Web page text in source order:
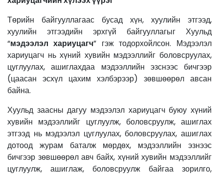
Төрийн байгууллагаас бусад хүн, хуулийн этгээд,
хуулийн этгээдийн эрхгүй байгууллагыг Хуульд
“мэдээлэл хариуцагч” гэж тодорхойлсон. Мэдээлэл
хариуцагч нь хүний хувийн мэдээллийг боловсруулах,
цуглуулах, ашиглахдаа мэдээллийн эзснээс бичгээр
(цаасан эсхүл цахим хэлбэрээр) зөвшөөрөл авсан
байна.
Хуульд заасны дагуу мэдээлэл хариуцагч буюу хүний
хувийн мэдээллийг цуглуулж, боловсруулж, ашиглах
этгээд нь мэдээлэл цуглуулах, боловсруулах, ашиглах
дотоод журам баталж мөрдөх, мэдээллийн эзнээс
бичгээр зөвшөөрөл авч байх, хүний хувийн мэдээллийг
цуглуулж, ашиглаж, боловсруулж байгаа зорилго,